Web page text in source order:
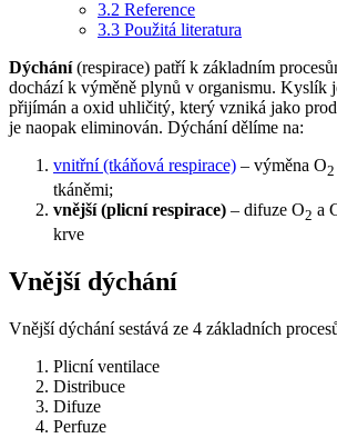
3.2 Reference
3.3 Použitá literatura
Dýchání(respirace) patří k základním
dochází k výměně plynů v organismu. Kyslík
přijímán a oxid uhličitý, který vzniká jako
je naopak eliminován. Dýchání dělíme na:
vnitřní (tkáňová respirace) – výměna O2
tkáněmi;
vnější (plicní respirace) – difuze O2 a
krve
Vnější dýchání
Vnější dýchání sestává ze 4 základních
Plicní ventilace
Distribuce
Difuze
Perfuze